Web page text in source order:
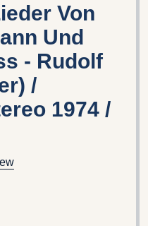
Von
Und
- Rudolf
/
1974 /